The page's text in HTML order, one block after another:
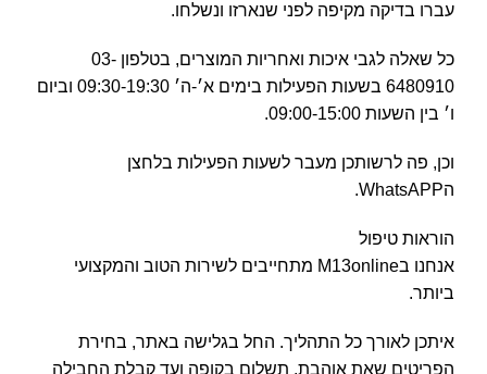
עברו בדיקה מקיפה לפני שנארזו ונשלחו.
כל שאלה לגבי איכות ואחריות המוצרים, בטלפון 03-
6480910 בשעות הפעילות בימים א׳-ה׳ 09:30-19:30 וביום
ו׳ בין השעות 09:00-15:00.
וכן, פה לרשותכן מעבר לשעות הפעילות בלחצן
הWhatsAPP.
הוראות טיפול
אנחנו בM13online מתחייבים לשירות הטוב והמקצועי
ביותר.
איתכן לאורך כל התהליך. החל בגלישה באתר, בחירת
הפריטים שאת אוהבת, תשלום בקופה ועד קבלת החבילה